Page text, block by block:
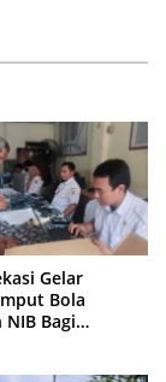
Gelar
Bola
Bagi